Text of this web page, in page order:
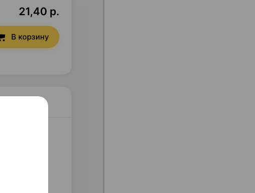
21,40 р.
В корзину